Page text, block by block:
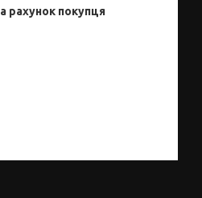
рахунок покупця